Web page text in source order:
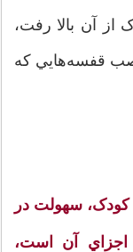
از آن بالا رفت،
قفسه‌هايي که
کودک، سهولت در
اجزاي آن است،